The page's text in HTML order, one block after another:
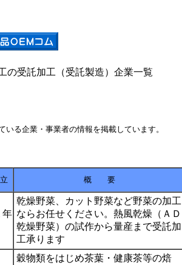
の受託加工（受託製造）企業一覧
いる企業・事業者の情報を掲載しています。
概 要
年
乾燥野菜、カット野菜など野菜の加工
ならお任せください。熱風乾燥（ＡＤ
乾燥野菜）の試作から量産まで受託加
工承ります
穀物類をはじめ茶葉・健康茶等の焙